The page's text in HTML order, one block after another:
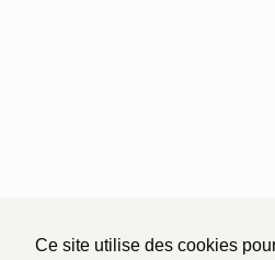
Ce site utilise des cookies